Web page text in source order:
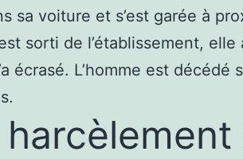
sa voiture et s’est garée à
sorti de l’établissement, elle
écrasé. L’homme est décédé